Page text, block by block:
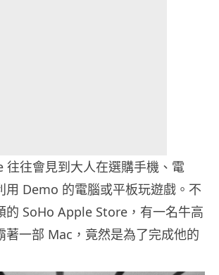
往往會見到大人在選購手機、電
用 Demo 的電腦或平板玩遊戲。不
的 SoHo Apple Store，有一名牛高
著一部 Mac，竟然是為了完成他的